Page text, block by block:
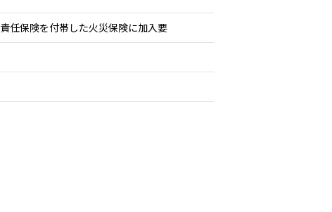
任保険を付帯した火災保険に加入要